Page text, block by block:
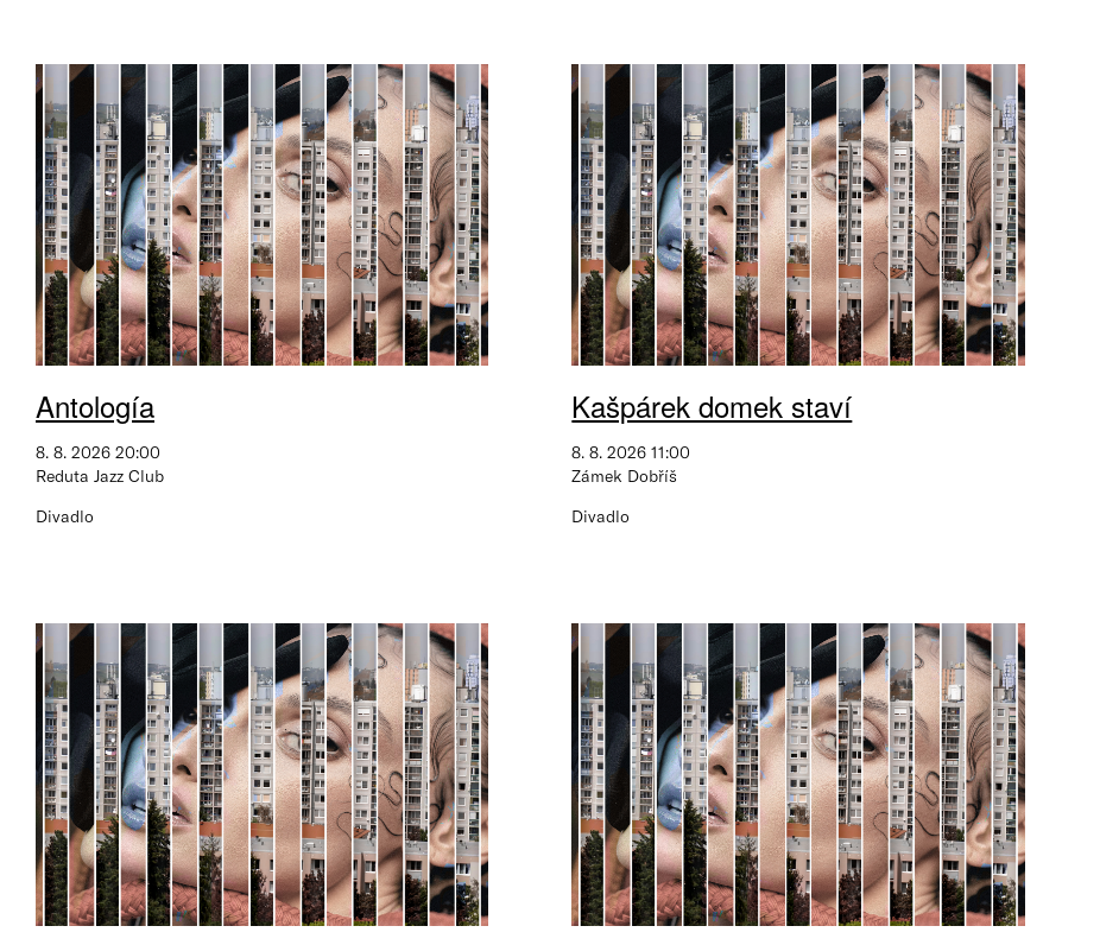
Antología
8. 8. 2026 20:00
Reduta Jazz Club
Divadlo
Kašpárek domek staví
8. 8. 2026 11:00
Zámek Dobříš
Divadlo